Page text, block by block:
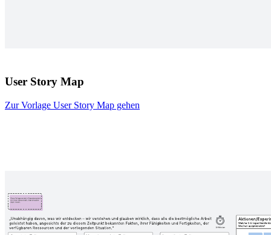
User Story Map
Zur Vorlage User Story Map gehen